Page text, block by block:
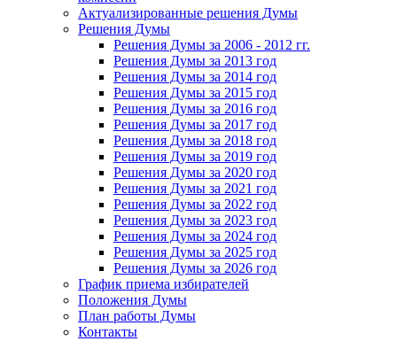
Актуализированные решения Думы
Решения Думы
Решения Думы за 2006 - 2012 гг.
Решения Думы за 2013 год
Решения Думы за 2014 год
Решения Думы за 2015 год
Решения Думы за 2016 год
Решения Думы за 2017 год
Решения Думы за 2018 год
Решения Думы за 2019 год
Решения Думы за 2020 год
Решения Думы за 2021 год
Решения Думы за 2022 год
Решения Думы за 2023 год
Решения Думы за 2024 год
Решения Думы за 2025 год
Решения Думы за 2026 год
График приема избирателей
Положения Думы
План работы Думы
Контакты